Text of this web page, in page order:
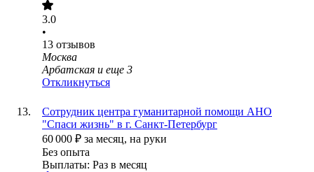
3.0
•
13 отзывов
Москва
Арбатская и еще 3
Откликнуться
Сотрудник центра гуманитарной помощи АНО
"Спаси жизнь" в г. Санкт-Петербург
60 000 ₽ за месяц, на руки
Без опыта
Выплаты: Раз в месяц